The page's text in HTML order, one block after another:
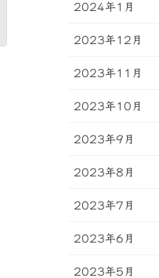
2024年1月
2023年12月
2023年11月
2023年10月
2023年9月
2023年8月
2023年7月
2023年6月
2023年5月